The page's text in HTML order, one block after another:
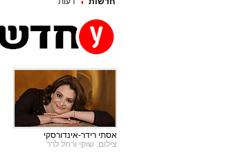
אסתי רידר-אינדורסקי
צילום: שוקי ורחל לרר